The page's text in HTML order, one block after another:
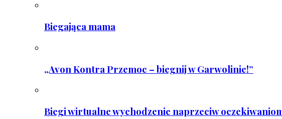
Biegająca mama
„Avon Kontra Przemoc – biegnij w Garwolinie!”
Biegi wirtualne wychodzenie naprzeciw